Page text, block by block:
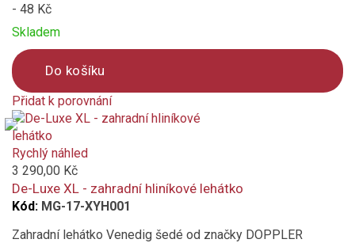
- 48 Kč
Skladem
Do košíku
Přidat k porovnání
Product
is
added
to
compare
Rychlý náhled
3 290,00 Kč
De-Luxe XL - zahradní hliníkové lehátko
Kód: MG-17-XYH001
Zahradní lehátko Venedig šedé od značky DOPPLER